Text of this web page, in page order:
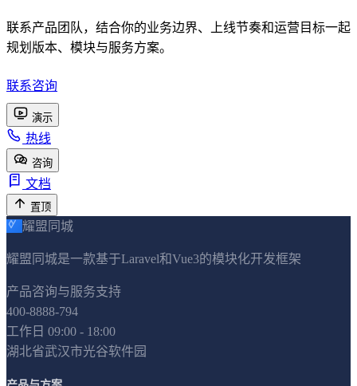
联系产品团队，结合你的业务边界、上线节奏和运营目标一起
规划版本、模块与服务方案。
联系咨询
演示
热线
咨询
文档
置顶
耀盟同城
耀盟同城是一款基于Laravel和Vue3的模块化开发框架
产品咨询与服务支持
400-8888-794
工作日 09:00 - 18:00
湖北省武汉市光谷软件园